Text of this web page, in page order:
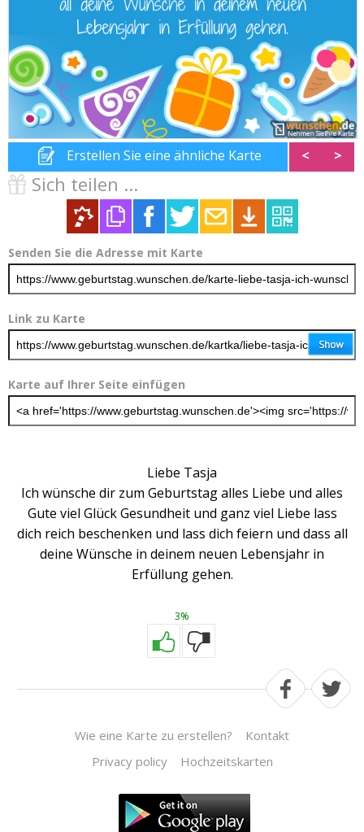
Erstellen Sie eine ähnliche Karte < >
Sich teilen ...
Senden Sie die Adresse mit Karte
Link zu Karte
Karte auf Ihrer Seite einfügen
Liebe Tasja
Ich wünsche dir zum Geburtstag alles Liebe und alles
Gute viel Glück Gesundheit und ganz viel Liebe lass
dich reich beschenken und lass dich feiern und dass all
deine Wünsche in deinem neuen Lebensjahr in
Erfüllung gehen.
3%
Wie eine Karte zu erstellen?
Kontakt
Privacy policy
Hochzeitskarten